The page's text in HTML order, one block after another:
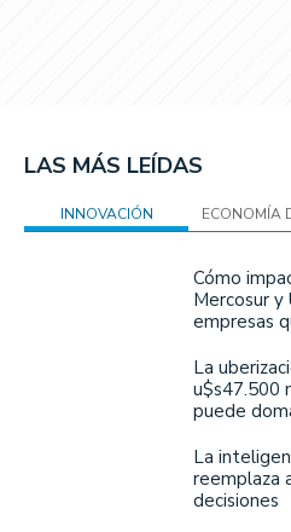
LAS MÁS LEÍDAS
INNOVACIÓN ECONOMÍA
Cómo
Mercosur y
empresas
La
u$s47.500
puede
La
reemplaza
decisiones